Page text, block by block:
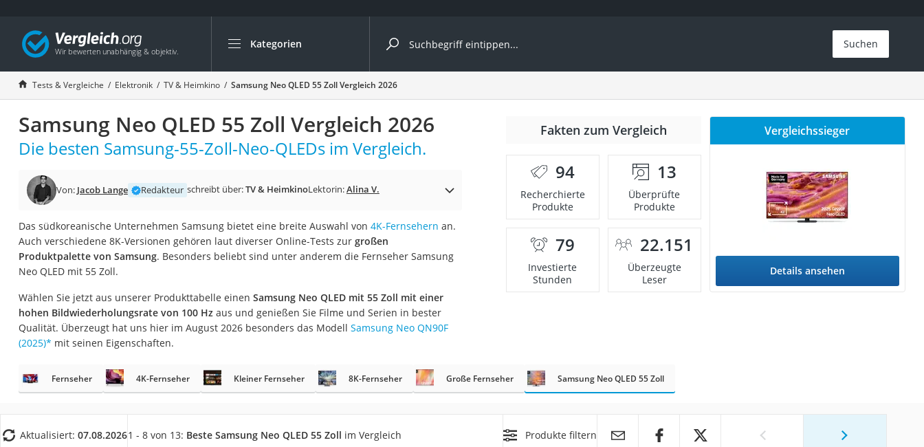
Kategorien
Die beliebtesten Vergleiche nach Kategorie
Elektronik
Powerstation
Monitor 32 Zoll 4K
Fernseher
Desktop-PC
Diascanner
Laser-Multifunktionsdrucker
Powerstation mit Solarpanel
Gaming-PC
Satellitenschüssel
Schnurloses Telefon
Suchen
Tests & Vergleiche Elektronik TV & Heimkino Samsung Neo QLED 55 Zoll Vergleich 2026
Samsung Neo QLED 55 Zoll Vergleich 2026
Die besten Samsung-55-Zoll-Neo-QLEDs im Vergleich.
Von: Jacob Lange Redakteur schreibt über:TV & HeimkinoLektorin:Alina V.
Das südkoreanische Unternehmen Samsung bietet eine breite Auswahl von 4K-Fernsehern an.
Auch verschiedene 8K-Versionen gehören laut diverser Online-Tests zur großen
Produktpalette von Samsung. Besonders beliebt sind unter anderem die Fernseher Samsung
Neo QLED mit 55 Zoll.
Wählen Sie jetzt aus unserer Produkttabelle einen Samsung Neo QLED mit 55 Zoll mit einer
hohen Bildwiederholungsrate von 100 Hzaus und genießen Sie Filme und Serien in bester
Qualität. Überzeugt hat uns hier im August 2026 besonders das Modell Samsung Neo QN90F
(2025)* mit seinen Eigenschaften.
Fakten zum Vergleich
94
Recherchierte
Produkte
13
Überprüfte
Produkte
79
Investierte
Stunden
22.151
Überzeugte
Leser
Vergleichssieger
Details ansehen
Fernseher 4K-Fernseher Kleiner Fernseher 8K-Fernseher Große Fernseher Samsung Neo QLED 55 Zoll
Aktualisiert: 07.08.20261 - 8 von 13: Beste Samsung Neo QLED 55 Zoll im Vergleich Produkte filtern